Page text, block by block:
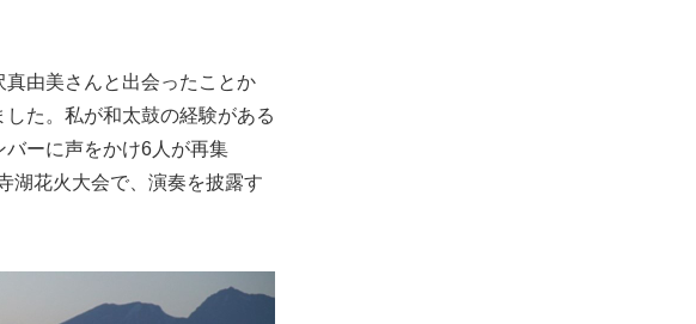
由美さんと出会ったことか
た。私が和太鼓の経験がある
ーに声をかけ6人が再集
花火大会で、演奏を披露す